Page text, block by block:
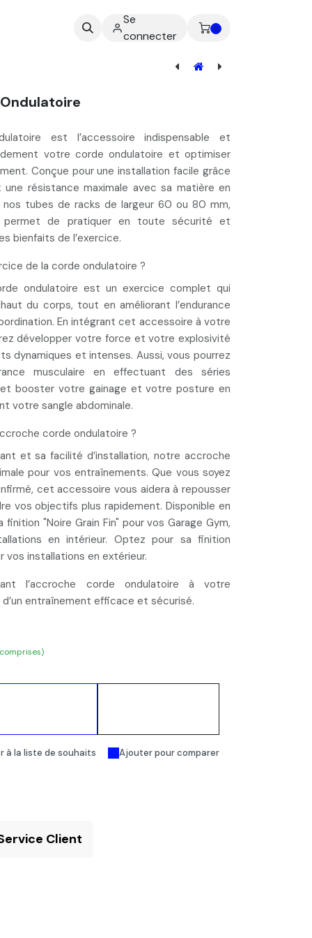
Se
connecter
0
est l’accessoire indispensable et
votre corde ondulatoire et optimiser
Conçue pour une installation facile grâce
une résistance maximale avec sa matière en
nos tubes de racks de largeur 60 ou 80 mm,
de pratiquer en toute sécurité et
bienfaits de l’exercice.
de la corde ondulatoire ?
ondulatoire est un exercice complet qui
haut du corps, tout en améliorant l’endurance
. En intégrant cet accessoire à votre
développer votre force et votre explosivité
dynamiques et intenses. Aussi, vous pourrez
musculaire en effectuant des séries
booster votre gainage et votre posture en
votre sangle abdominale.
corde ondulatoire ?
et safacilité d’installation, notre accroche
pour vos entraînements. Que vous soyez
, cet accessoire vous aidera à repousser
vos objectifs plus rapidement. Disponible en
"Noire Grain Fin" pour vos Garage Gym,
enintérieur. Optez pour sa finition
vos installations en extérieur.
l’accroche corde ondulatoire à votre
entraînement efficace et sécurisé.
Ajouter pour comparer
à la liste de souhaits
Client